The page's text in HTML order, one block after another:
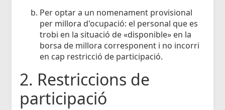
Per optar a un nomenament provisional
per millora d'ocupació: el personal que es
trobi en la situació de «disponible» en la
borsa de millora corresponent i no incorri
en cap restricció de participació.
2. Restriccions de
participació